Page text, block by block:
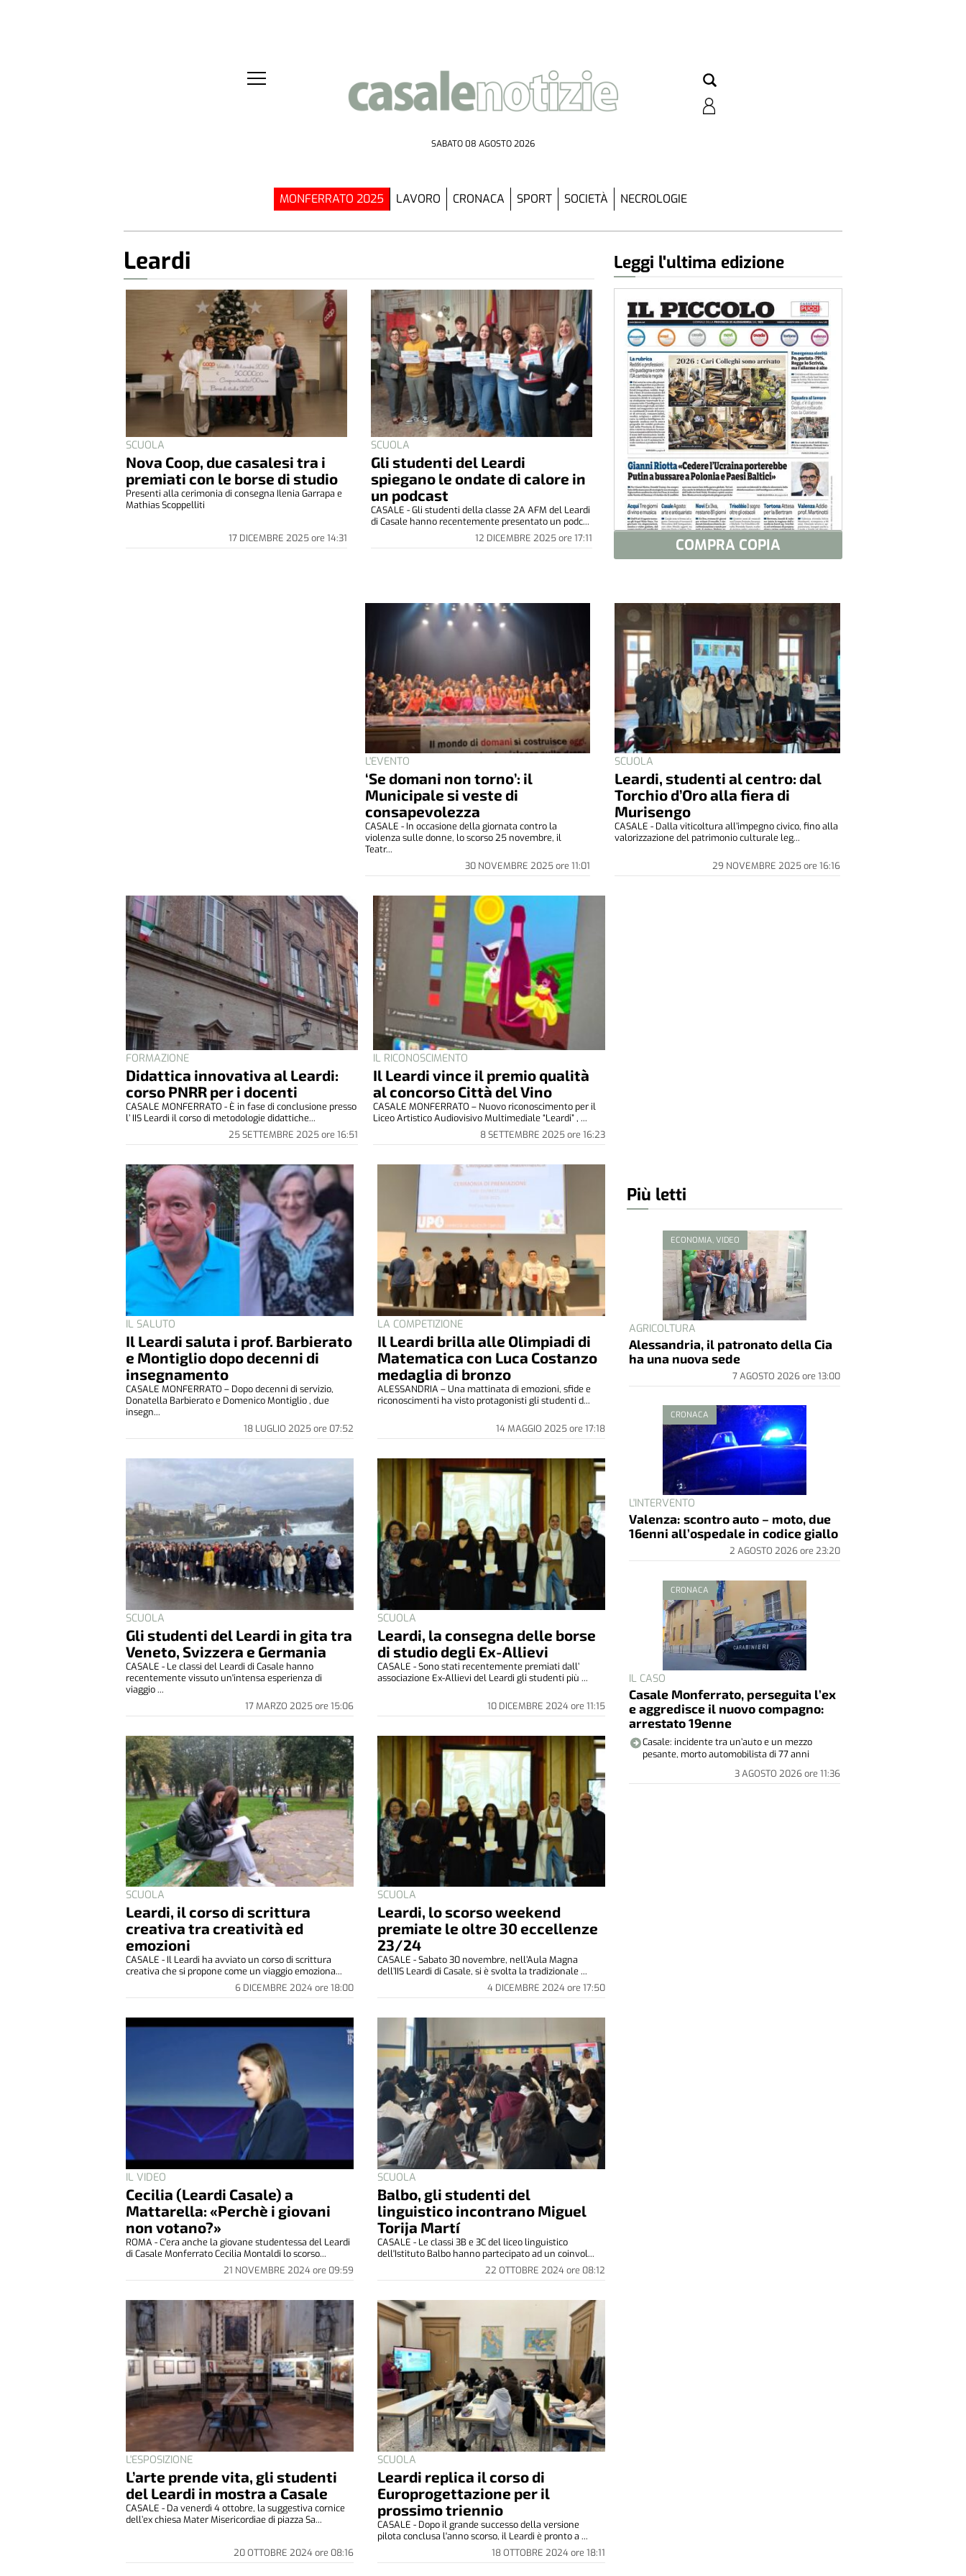
SABATO 08 AGOSTO 2026
MONFERRATO 2025 LAVORO CRONACA SPORT SOCIETÀ NECROLOGIE
Leardi
SCUOLA
Nova Coop, due casalesi tra i
premiati con le borse di studio
17 DICEMBRE 2025ore 14:31
Presenti alla cerimonia di consegna Ilenia Garrapa e
Mathias Scoppelliti
SCUOLA
Gli studenti del Leardi
spiegano le ondate di calore in
un podcast
12 DICEMBRE 2025ore 17:11
CASALE - Gli studenti della classe 2A AFM del Leardi
di Casale hanno recentemente presentato un podc...
Leggi l'ultima edizione
COMPRA COPIA
L'EVENTO
‘Se domani non torno’: il
Municipale si veste di
consapevolezza
30 NOVEMBRE 2025ore 11:01
CASALE - In occasione della giornata contro la
violenza sulle donne, lo scorso 25 novembre, il
Teatr...
SCUOLA
Leardi, studenti al centro: dal
Torchio d’Oro alla fiera di
Murisengo
29 NOVEMBRE 2025ore 16:16
CASALE - Dalla viticoltura all’impegno civico, fino alla
valorizzazione del patrimonio culturale leg...
FORMAZIONE
Didattica innovativa al Leardi:
corso PNRR per i docenti
25 SETTEMBRE 2025ore 16:51
CASALE MONFERRATO - È in fase di conclusione presso
l’ IIS Leardi il corso di metodologie didattiche...
IL RICONOSCIMENTO
Il Leardi vince il premio qualità
al concorso Città del Vino
8 SETTEMBRE 2025ore 16:23
CASALE MONFERRATO – Nuovo riconoscimento per il
Liceo Artistico Audiovisivo Multimediale “Leardi” , ...
IL SALUTO
Il Leardi saluta i prof. Barbierato
e Montiglio dopo decenni di
insegnamento
18 LUGLIO 2025ore 07:52
CASALE MONFERRATO – Dopo decenni di servizio,
Donatella Barbierato e Domenico Montiglio , due
insegn...
LA COMPETIZIONE
Il Leardi brilla alle Olimpiadi di
Matematica con Luca Costanzo
medaglia di bronzo
14 MAGGIO 2025ore 17:18
ALESSANDRIA – Una mattinata di emozioni, sfide e
riconoscimenti ha visto protagonisti gli studenti d...
SCUOLA
Gli studenti del Leardi in gita tra
Veneto, Svizzera e Germania
17 MARZO 2025ore 15:06
CASALE - Le classi del Leardi di Casale hanno
recentemente vissuto un'intensa esperienza di
viaggio ...
SCUOLA
Leardi, la consegna delle borse
di studio degli Ex-Allievi
10 DICEMBRE 2024ore 11:15
CASALE - Sono stati recentemente premiati dall’
associazione Ex-Allievi del Leardi gli studenti più ...
SCUOLA
Leardi, il corso di scrittura
creativa tra creatività ed
emozioni
6 DICEMBRE 2024ore 18:00
CASALE - Il Leardi ha avviato un corso di scrittura
creativa che si propone come un viaggio emoziona...
SCUOLA
Leardi, lo scorso weekend
premiate le oltre 30 eccellenze
23/24
4 DICEMBRE 2024ore 17:50
CASALE - Sabato 30 novembre, nell’Aula Magna
dell’IIS Leardi di Casale, si è svolta la tradizionale ...
IL VIDEO
Cecilia (Leardi Casale) a
Mattarella: «Perchè i giovani
non votano?»
21 NOVEMBRE 2024ore 09:59
ROMA - C'era anche la giovane studentessa del Leardi
di Casale Monferrato Cecilia Montaldi lo scorso...
SCUOLA
Balbo, gli studenti del
linguistico incontrano Miguel
Torija Martí
22 OTTOBRE 2024ore 08:12
CASALE - Le classi 3B e 3C del liceo linguistico
dell'Istituto Balbo hanno partecipato ad un coinvol...
L'ESPOSIZIONE
L’arte prende vita, gli studenti
del Leardi in mostra a Casale
20 OTTOBRE 2024ore 08:16
CASALE - Da venerdì 4 ottobre, la suggestiva cornice
dell’ex chiesa Mater Misericordiae di piazza Sa...
SCUOLA
Leardi replica il corso di
Europrogettazione per il
prossimo triennio
18 OTTOBRE 2024ore 18:11
CASALE - Dopo il grande successo della versione
pilota conclusa l'anno scorso, il Leardi è pronto a ...
Più letti
ECONOMIA, VIDEO
AGRICOLTURA
Alessandria, il patronato della Cia
ha una nuova sede
7 AGOSTO 2026ore 13:00
CRONACA
L'INTERVENTO
Valenza: scontro auto – moto, due
16enni all’ospedale in codice giallo
2 AGOSTO 2026ore 23:20
CRONACA
IL CASO
Casale Monferrato, perseguita l’ex
e aggredisce il nuovo compagno:
arrestato 19enne
3 AGOSTO 2026ore 11:36
Casale: incidente tra un’auto e un mezzo
pesante, morto automobilista di 77 anni